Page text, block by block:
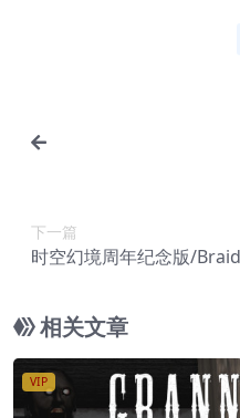
下一篇
时空幻境周年纪念版/
相关文章
VIP